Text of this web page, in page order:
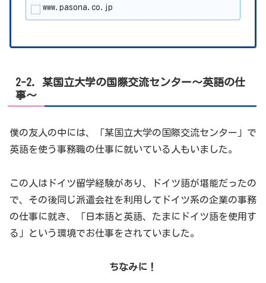
www.pasona.co.jp
2-2. 某国立大学の国際交流センター～英語の仕
事～
僕の友人の中には、「某国立大学の国際交流センター」で
英語を使う事務職の仕事に就いている人もいました。
この人はドイツ留学経験があり、ドイツ語が堪能だったの
で、その後同じ派遣会社を利用してドイツ系の企業の事務
の仕事に就き、「日本語と英語、たまにドイツ語を使用す
る」という環境でお仕事をされていました。
ちなみに！